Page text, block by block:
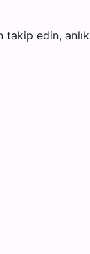
takip edin,